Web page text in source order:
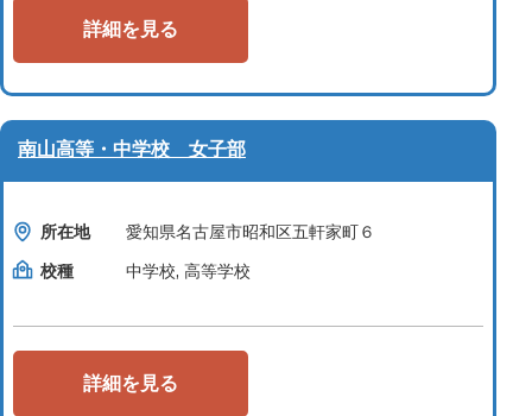
詳細を見る
南山高等・中学校 女子部
所在地
愛知県名古屋市昭和区五軒家町６
校種
中学校, 高等学校
詳細を見る